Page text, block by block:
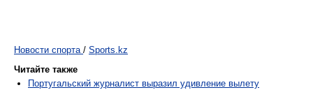
Новости спорта / Sports.kz
Читайте также
Португальский журналист выразил удивление вылету